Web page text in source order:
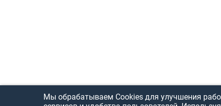
Мы обрабатываем Cookies для улучшения